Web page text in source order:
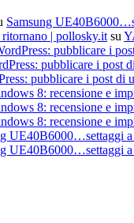
Samsung
| pollosky.it su
pubblicare i
pubblicare i post
pubblicare i post di
8: recensione e
8: recensione e
8: recensione e
UE40B6000…settaggi
UE40B6000…settaggi